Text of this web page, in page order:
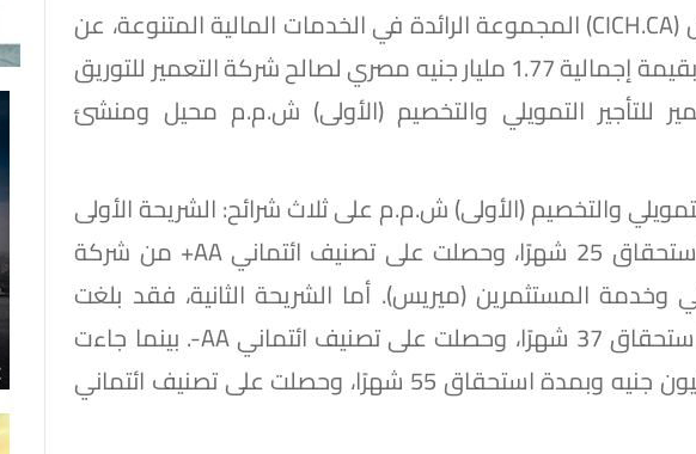
أعلنت اليوم شركة سي آي كابيتال (CICH.CA) المجموعة الرائدة في الخدمات المالية المتنوعة، عن
إتمام صفقة إصدار سندات توريق بقيمة إجمالية 1.77 مليار جنيه مصري لصالح شركة التعمير للتوريق
للتأجير التمويلي والتخصيم (الأولى) ش.م.م محيل ومنشئ
والتخصيم (الأولى) ش.م.م على ثلاث شرائح: الشريحة الأولى
بقيمة 637 مليون جنيه وبمدة استحقاق 25 شهرًا، وحصلت على تصنيف ائتماني AA+ من شركة
وخدمة المستثمرين (ميريس). أما الشريحة الثانية، فقد بلغت
قيمتها 422 مليون جنيه وبمدة استحقاق 37 شهرًا، وحصلت على تصنيف ائتماني AA-. بينما جاءت
الشريحة الثالثة بقيمة 712.85 مليون جنيه وبمدة استحقاق 55 شهرًا، وحصلت على تصنيف ائتماني